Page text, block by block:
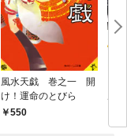
風水天戯 巻之一 開
け！運命のとびら
550